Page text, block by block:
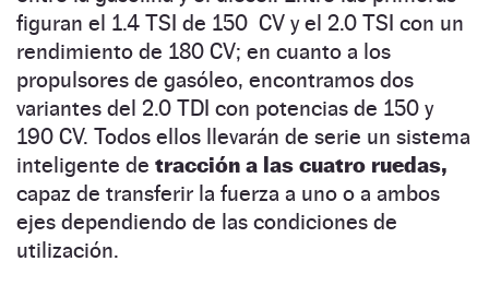
figuran el 1.4 TSI de 150 CV y el 2.0 TSI con un
rendimiento de 180 CV; en cuanto a los
propulsores de gasóleo, encontramos dos
variantes del 2.0 TDI con potencias de 150 y
190 CV. Todos ellos llevarán de serie un sistema
inteligente de tracción a las cuatro ruedas,
capaz de transferir la fuerza a uno o a ambos
ejes dependiendo de las condiciones de
utilización.